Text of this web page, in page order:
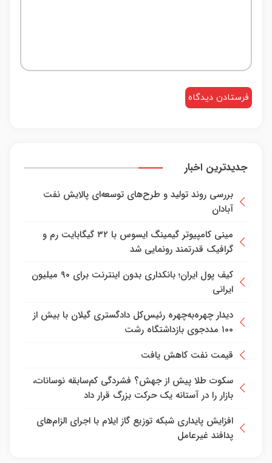
جدیدترین اخبار
بررسی روند تولید و طرح‌های توسعه‌ای پالایش نفت
آبادان
مینی کامپیوتر گیمینگ ایسوس با ۳۲ گیگابایت رم و
گرافیک قدرتمند رونمایی شد
کیف پول ایران؛ بانکداری بدون اینترنت برای ۹۰ میلیون
ایرانی
دیدار چهره‌به‌چهره رئیس‌کل دادگستری گیلان با بیش از
۱۰۰ مددجوی بازداشتگاه رشت
قیمت نفت کاهش یافت
سکوت طلا پیش از جهش؟ فشردگی کم‌سابقه نوسانات،
بازار را در آستانه یک حرکت بزرگ قرار داد
افزایش پایداری شبکه توزیع گاز ایلام با اجرای الزام‌های
پدافند غیرعامل